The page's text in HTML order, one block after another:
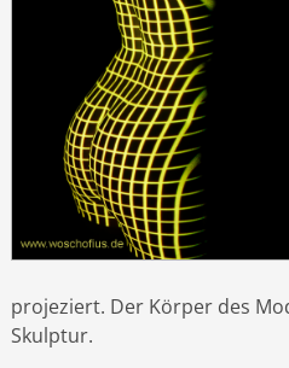
projeziert. Der Körper des
Skulptur.